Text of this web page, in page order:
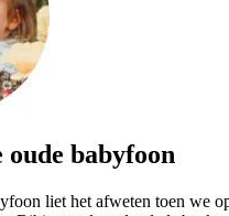
oude babyfoon
liet het afweten toen we